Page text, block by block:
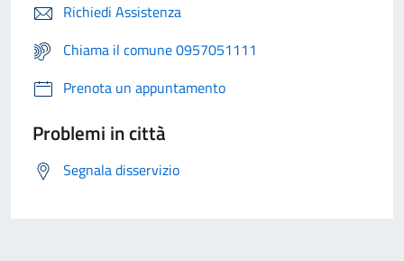
Richiedi Assistenza
Chiama il comune 0957051111
Prenota un appuntamento
Problemi in città
Segnala disservizio